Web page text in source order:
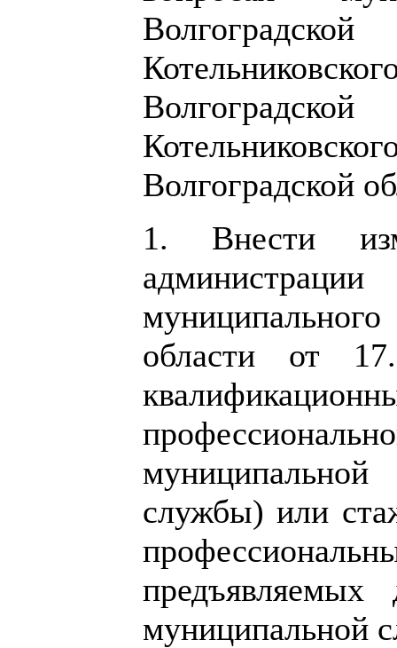
Волгоградской
1. Внести
области от
службы) или
муниципальной